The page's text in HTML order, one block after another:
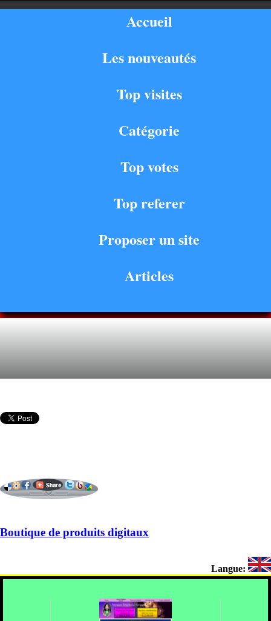
Accueil
Les nouveautés
Top visites
Catégorie
Top votes
Top referer
Proposer un site
Articles
Boutique de produits digitaux
Langue: